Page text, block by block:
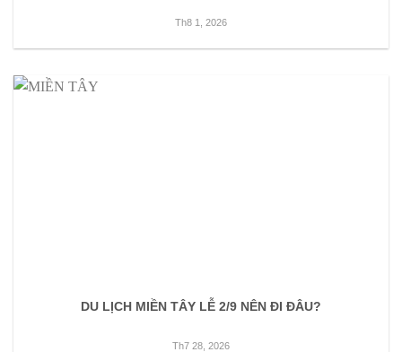
Th8 1, 2026
DU LỊCH MIỀN TÂY LỄ 2/9 NÊN ĐI ĐÂU?
Th7 28, 2026